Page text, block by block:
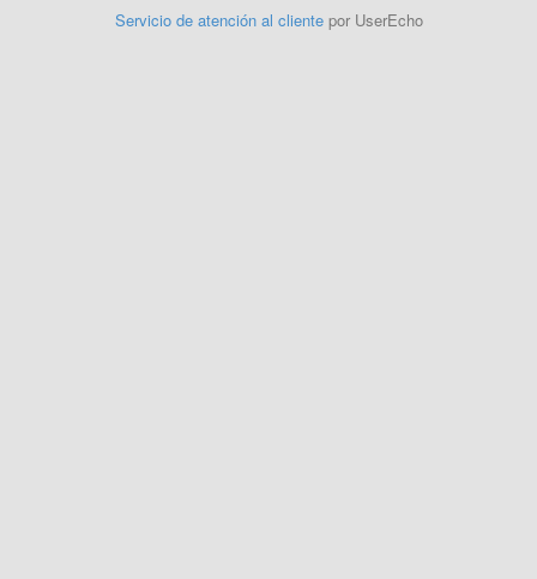
Servicio de atención al cliente por UserEcho